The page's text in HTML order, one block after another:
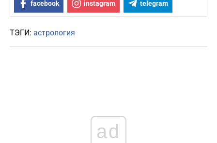
facebook instagram telegram
ТЭГИ: астрология
ad